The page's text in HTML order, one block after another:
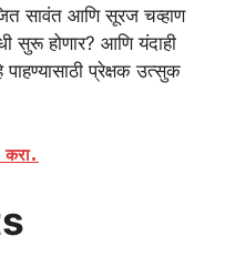
सावंत आणि सूरज चव्हाण
सुरू होणार? आणि यंदाही
प्रेक्षक उत्सुक